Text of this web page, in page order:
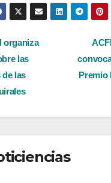
Premio
organiza
las
las